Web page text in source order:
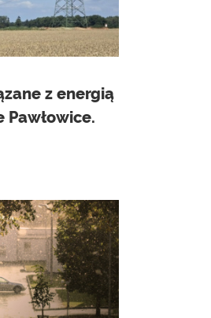
z energią